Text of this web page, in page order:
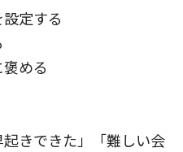
定する
める
きできた」「難しい会